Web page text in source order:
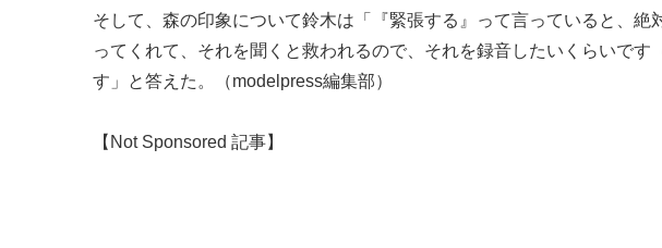
そして、森の印象について鈴木は「『緊張する』って言っていると、
ってくれて、それを聞くと救われるので、それを録音したいくらいで
す」と答えた。（modelpress編集部）
【Not Sponsored 記事】